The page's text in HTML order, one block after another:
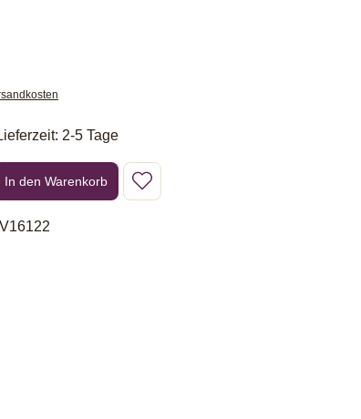
2-5 Tage
gewünschten Wert ein oder benutze die Schaltflächen
In den Warenkorb